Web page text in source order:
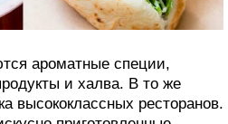
овощные блюда со
свежий хлеб со
а фалафель — в Falafel